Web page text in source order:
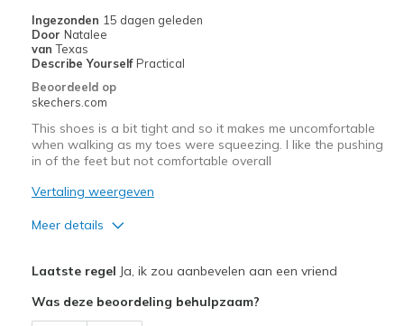
Ingezonden 15 dagen geleden
Door Natalee
van Texas
Describe Yourself Practical
Beoordeeld op
skechers.com
This shoes is a bit tight and so it makes me uncomfortable
when walking as my toes were squeezing. I like the pushing
in of the feet but not comfortable overall
Vertaling weergeven
Meer details
Laatste regel Ja, ik zou aanbevelen aan een vriend
Was deze beoordeling behulpzaam?